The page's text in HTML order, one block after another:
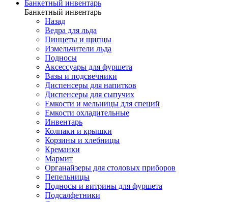
Банкетный инвентарь
Банкетный инвентарь
Назад
Ведра для льда
Пинцеты и щипцы
Измельчители льда
Подносы
Аксессуары для фуршета
Вазы и подсвечники
Диспенсеры для напитков
Диспенсеры для сыпучих
Емкости и мельницы для специй
Емкости охладительные
Инвентарь
Колпаки и крышки
Корзины и хлебницы
Креманки
Мармит
Органайзеры для столовых приборов
Пепельницы
Подносы и витрины для фуршета
Подсалфетники